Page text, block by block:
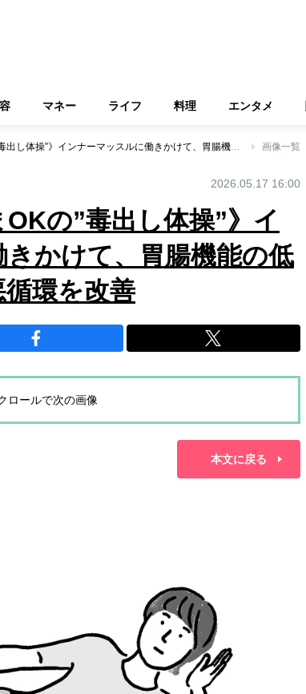
マネー ライフ 料理 エンタメ
《1日3分、寝たままOKの”毒出し体操”》インナーマッスルに働きかけて、胃腸機能の低下や脂肪がたまる悪循環を改善 画像一覧
2026.05.17 16:00
OKの”毒出し体操”》イ
かけて、胃腸機能の低
環を改善
ロールで次の画像
本文に戻る